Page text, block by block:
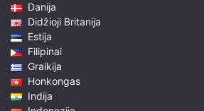
Danija
Didžioji Britanija
Estija
Filipinai
Graikija
Honkongas
Indija